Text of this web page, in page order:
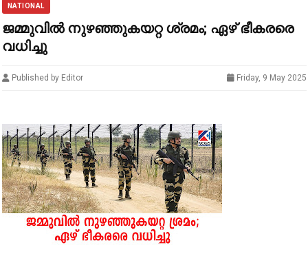
NATIONAL
ജ​മ്മു​വില്‍ നു​ഴ​ഞ്ഞു​ക​യ​റ്റ ശ്ര​മം; ഏ​ഴ് ഭീ​ക​ര​രെ
വ​ധി​ച്ചു
Published by Editor Friday, 9 May 2025